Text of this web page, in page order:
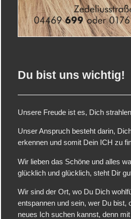
Du bist uns wichtig!
Unsere Freude ist es, Dich
Unser Anspruch besteht darin,
erkennen und somit Dein ICH zu
Wir lieben das Schöne und alles
glücklich und glücklich, steht Dir
Wir sind der Ort, wo Du Dich
entspannen und sein, wer Du bist,
neues Ich suchen kannst, denn